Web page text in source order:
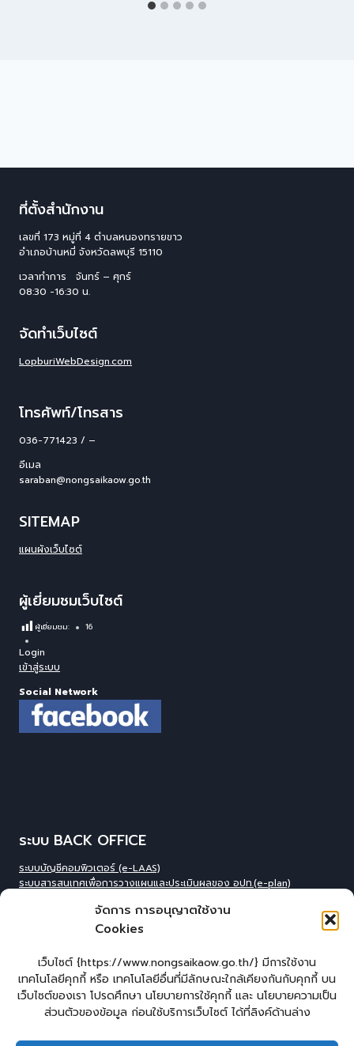
จัดการ การอนุญาตใช้งาน
Cookies
เว็บไซต์ {https://www.nongsaikaow.go.th/} มีการใช้งาน
เทคโนโลยีคุกกี้ หรือ เทคโนโลยีอื่นที่มีลักษณะใกล้เคียงกันกับคุกกี้ บน
เว็บไซต์ของเรา โปรดศึกษา นโยบายการใช้คุกกี้ และ นโยบายความเป็น
ส่วนตัวของข้อมูล ก่อนใช้บริการเว็บไซต์ ได้ที่ลิงค์ด้านล่าง
ที่ตั้งสำนักงาน
เลขที่ 173 หมู่ที่ 4 ตําบลหนองทรายขาว
อําเภอบ้านหมี่ จังหวัดลพบุรี 15110
เวลาทำการ จันทร์ – ศุกร์
08:30 -16:30 น.
จัดทำเว็บไซต์
LopburiWebDesign.com
โทรศัพท์/โทรสาร
036-771423 / –
อีเมล
saraban@nongsaikaow.go.th
SITEMAP
แผนผังเว็บไซต์
ผู้เยี่ยมชมเว็บไซต์
ผู้เยี่ยมชม: 16
Login
เข้าสู่ระบบ
Social Network
ระบบ BACK OFFICE
ระบบบัญชีคอมพิวเตอร์ (e-LAAS)
ระบบสารสนเทศเพื่อการวางแผนและประเมินผลของ อปท.(e-plan)
ระบบข้อมูลบุคลากรองค์กร(IHR)
ระบบสารสนเทศข้อมูล competincy ของบุคลากรทุกตำแหน่ง (กรอบอัตรา
ระบบสารสนเทศการจัดการฐานข้อมูลเบี้ยยังชีพขององค์กร
ปกครอง(welfare)
ระบบสารสนเทศทางการศีกษาท้องถิ่น(Lec)
ระบบข้อมูลสารสนเทศทางการศึกษาท้องถิ่น(SIS)
ระบบข้อมูลสารสนเทศทางการศึกษาท้องถิ่น ศูนย์พัฒนาเด็กเล็ก(CCIS)